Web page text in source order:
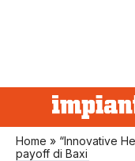
Home » “Innovative
payoff di Baxi